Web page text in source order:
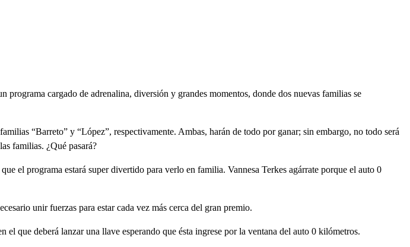
programa cargado de adrenalina, diversión y grandes momentos, donde dos nuevas familias se
“Barreto” y “López”, respectivamente. Ambas, harán de todo por ganar; sin embargo, no todo será
familias. ¿Qué pasará?
el programa estará super divertido para verlo en familia. Vannesa Terkes agárrate porque el auto 0
unir fuerzas para estar cada vez más cerca del gran premio.
que deberá lanzar una llave esperando que ésta ingrese por la ventana del auto 0 kilómetros.